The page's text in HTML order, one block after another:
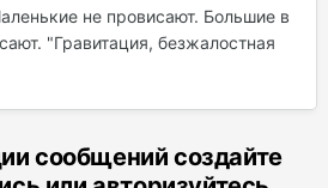
не провисают. Большие в
"Гравитация, безжалостная
сообщений создайте